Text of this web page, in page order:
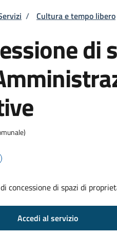
di pane
/ Cultura e tempo libero
di
concessione di spazi di
Accedi al servizio